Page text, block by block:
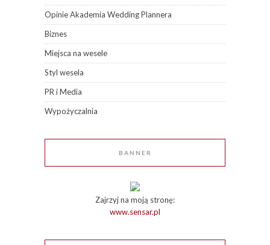
Opinie Akademia Wedding Plannera
Biznes
Miejsca na wesele
Styl wesela
PR i Media
Wypożyczalnia
BANNER
Zajrzyj na moją stronę:
www.sensar.pl